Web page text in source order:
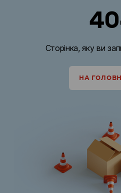
Сторінка, яку ви
НА